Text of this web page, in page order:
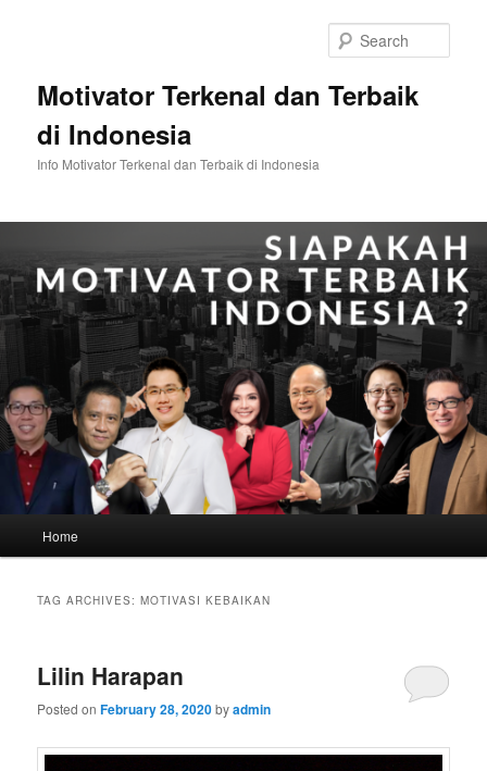
Motivator Terkenal dan Terbaik
di Indonesia
Info Motivator Terkenal dan Terbaik di Indonesia
Home
TAG ARCHIVES:MOTIVASI KEBAIKAN
Lilin Harapan
Posted onFebruary 28, 2020byadmin